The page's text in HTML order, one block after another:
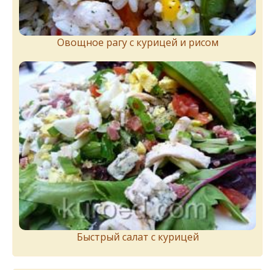
Овощное рагу с курицей и рисом
Быстрый салат с курицей